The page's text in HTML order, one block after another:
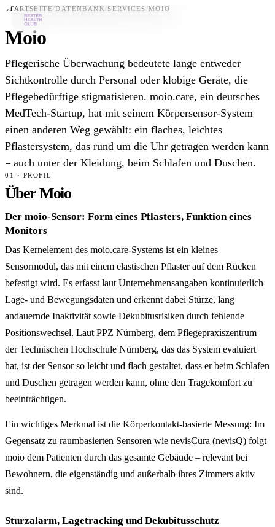
Datenbank
News
Für Unternehmen
Jetzt downloaden
STARTSEITE /DATENBANK /SERVICES /MOIO
Moio
Pflegerische Überwachung bedeutete lange entweder
Sichtkontrolle durch Personal oder klobige Geräte, die
Pflegebedürftige stigmatisieren. moio.care, ein deutsches
MedTech-Startup, hat mit seinem Körpersensor-System
einen anderen Weg gewählt: ein flaches, leichtes
Pflastersystem, das rund um die Uhr getragen werden kann
– auch unter der Kleidung, beim Schlafen und Duschen.
01 · PROFIL
Über Moio
Der moio-Sensor: Form eines Pflasters, Funktion eines
Monitors
Das Kernelement des moio.care-Systems ist ein kleines
Sensormodul, das mit einem elastischen Pflaster auf dem Rücken
befestigt wird. Es erfasst laut Unternehmensangaben kontinuierlich
Lage- und Bewegungsdaten und erkennt dabei Stürze, lang
andauernde Inaktivität sowie Dekubitusrisiken durch fehlende
Positionswechsel. Laut PPZ Nürnberg, dem Pflegepraxiszentrum
der Technischen Hochschule Nürnberg, das das System evaluiert
hat, ist der Sensor so leicht und flach gestaltet, dass er beim Schlafen
und Duschen getragen werden kann, ohne den Tragekomfort zu
beeinträchtigen.
Ein wichtiges Merkmal ist die Körperkontakt-basierte Messung: Im
Gegensatz zu raumbasierten Sensoren wie nevisCura (nevisQ) folgt
moio dem Patienten durch das gesamte Gebäude – relevant bei
Bewohnern, die eigenständig und außerhalb ihres Zimmers aktiv
sind.
Sturzalarm, Lagetracking und Dekubitusschutz